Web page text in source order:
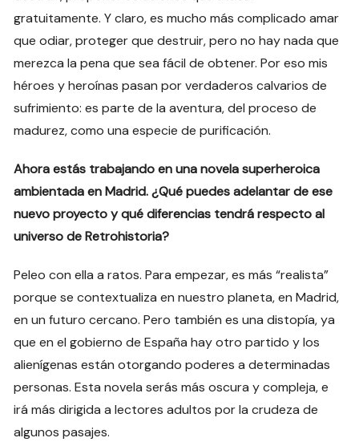
gratuitamente. Y claro, es mucho más complicado amar
que odiar, proteger que destruir, pero no hay nada que
merezca la pena que sea fácil de obtener. Por eso mis
héroes y heroínas pasan por verdaderos calvarios de
sufrimiento: es parte de la aventura, del proceso de
madurez, como una especie de purificación.
Ahora estás trabajando en una novela superheroica
ambientada en Madrid. ¿Qué puedes adelantar de ese
nuevo proyecto y qué diferencias tendrá respecto al
universo de Retrohistoria?
Peleo con ella a ratos. Para empezar, es más “realista”
porque se contextualiza en nuestro planeta, en Madrid,
en un futuro cercano. Pero también es una distopía, ya
que en el gobierno de España hay otro partido y los
alienígenas están otorgando poderes a determinadas
personas. Esta novela serás más oscura y compleja, e
irá más dirigida a lectores adultos por la crudeza de
algunos pasajes.